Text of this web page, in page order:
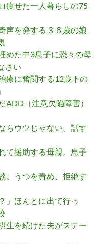
痩せた一人暮らしの75
声を発する３６歳の娘
めた中3息子に恐々の母
さい
療に奮闘する12歳下の
ADD（注意欠陥障害）
らウツじゃない。話す
て援助する母親。息子
。うつを責め、拒絶す
」ほんとに出て行っ
生を続けた夫がステー